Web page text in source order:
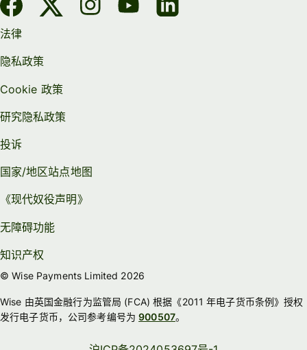
法律
隐私政策
Cookie 政策
研究隐私政策
投诉
国家/地区站点地图
《现代奴役声明》
无障碍功能
知识产权
© Wise Payments Limited 2026
Wise 由英国金融行为监管局 (FCA) 根据《2011 年电子货币条例》授权
发行电子货币，公司参考编号为900507。